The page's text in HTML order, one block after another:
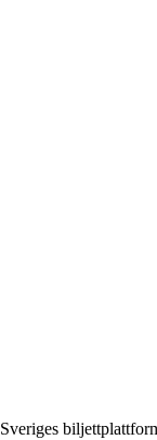
Sveriges